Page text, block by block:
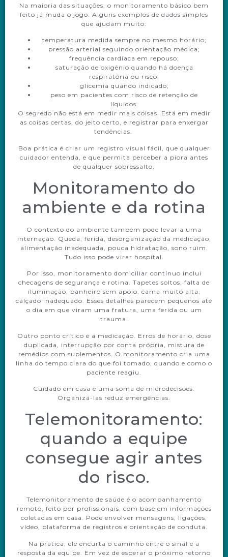
Na maioria das situações, o monitoramento básico bem
feito já muda o jogo. Alguns exemplos de dados simples
que ajudam muito:
temperatura medida sempre no mesmo horário;
pressão arterial seguindo orientação médica;
frequência cardíaca em repouso;
saturação de oxigênio quando há doença
respiratória ou risco;
glicemia quando indicado;
peso em pacientes com risco de retenção de
líquidos.
O segredo não está em medir mais coisas. Está em medir
as coisas certas, do jeito certo, e registrar para enxergar
tendências.
Boa prática é criar um registro visual fácil, que qualquer
cuidador entenda, e que permita perceber a piora antes
de qualquer sobressalto.
Monitoramento do
ambiente e da rotina
O contexto do ambiente também pode levar a uma
internação. Queda, ferida, desorganização da medicação,
alimentação inadequada, pouca hidratação, sono ruim.
Tudo isso pode virar hospital.
Por isso, monitoramento domiciliar contínuo inclui
checagens de segurança e rotina. Tapetes soltos, falta de
iluminação, banheiro sem apoio, cama muito alta,
calçado inadequado. Esses detalhes parecem pequenos até
o dia em que viram uma fratura, uma ferida ou um
trauma.
Outro ponto crítico é a medicação. Erros de horário, dose
duplicada, interrupção por conta própria, mistura de
remédios com suplementos. O monitoramento cria uma
linha do tempo clara do que foi tomado, quando e como o
paciente reagiu.
Cuidado em casa é uma soma de microdecisões.
Organizá-las reduz emergências.
Telemonitoramento:
quando a equipe
consegue agir antes
do risco.
Telemonitoramento de saúde é o acompanhamento
remoto, feito por profissionais, com base em informações
coletadas em casa. Pode envolver mensagens, ligações,
vídeo, plataforma de registros e orientação de conduta.
Na prática, ele encurta o caminho entre o sinal e a
resposta da equipe. Em vez de esperar o próximo retorno